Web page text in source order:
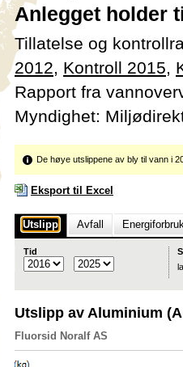
Anlegget holder
Tillatelse og
2012, Kontroll 2015,
Rapport fra
Myndighet:
De høye utslippene av bly til vann i
Eksport til Excel
Utslipp Avfall
Tid
Utslipp av Aluminium
Fluorsid Noralf AS